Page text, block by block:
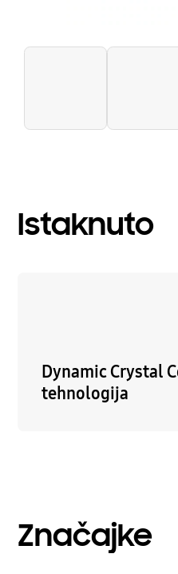
Istaknuto
Dynamic Crystal
tehnologija
Značajke